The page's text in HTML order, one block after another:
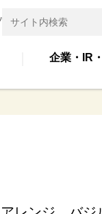
企業・IR